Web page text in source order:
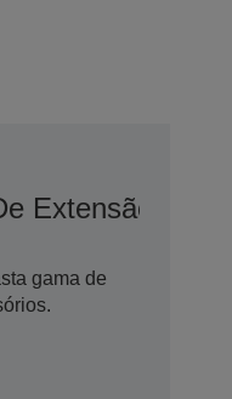
Extensão De
gama de